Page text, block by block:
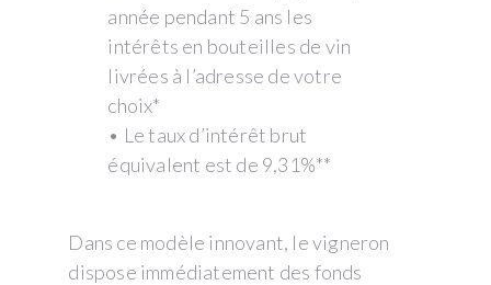
année pendant 5 ans les
intérêts en bouteilles de vin
livrées à l’adresse de votre
choix*
• Le taux d’intérêt brut
équivalent est de 9,31%**
Dans ce modèle innovant, le vigneron
dispose immédiatement des fonds